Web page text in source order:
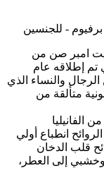
- للجنسين
امبر صن من
تم إطلاقه عام
الرجال والنساء الذي
متألقة من
الفانيليا
انطباع أولي
قلب الدخان
إلى العطر،